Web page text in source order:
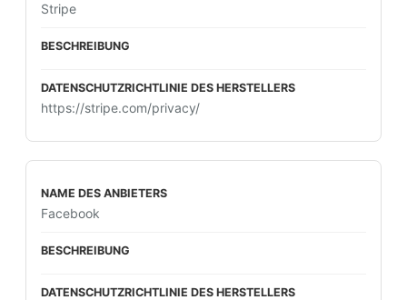
Stripe
https://stripe.com/privacy/
Facebook